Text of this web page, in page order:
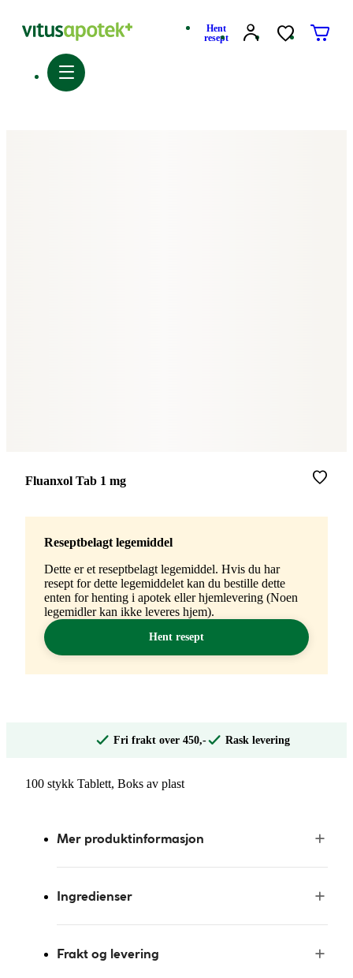
Hent
resept
Merke:
Fluanxol Tab 1 mg
Reseptbelagt legemiddel
Dette er et reseptbelagt legemiddel. Hvis du har
resept for dette legemiddelet kan du bestille dette
enten for henting i apotek eller hjemlevering (Noen
legemidler kan ikke leveres hjem).
Hent resept
Fri frakt over 450,- Rask levering
100 stykk Tablett, Boks av plast
Mer produktinformasjon
Ingredienser
Frakt og levering